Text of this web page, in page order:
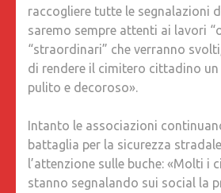
raccogliere tutte le segnalazioni
saremo sempre attenti ai lavori
“straordinari” che verranno
di rendere il cimitero cittadino
pulito e decoroso».
Intanto le associazioni
battaglia per la sicurezza
l’attenzione sulle buche: «Molti i
stanno segnalando sui social la